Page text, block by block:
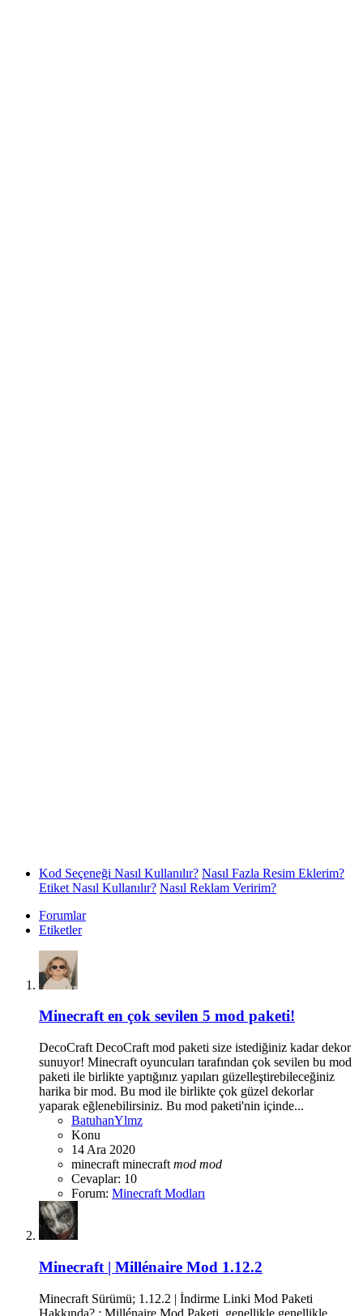
Kod Seçeneği Nasıl Kullanılır? Nasıl Fazla Resim Eklerim?
Etiket Nasıl Kullanılır? Nasıl Reklam Veririm?
Forumlar
Etiketler
Minecraft en çok sevilen 5 mod paketi!
DecoCraft DecoCraft mod paketi size istediğiniz kadar dekor
sunuyor! Minecraft oyuncuları tarafından çok sevilen bu mod
paketi ile birlikte yaptığınız yapıları güzelleştirebileceğiniz
harika bir mod. Bu mod ile birlikte çok güzel dekorlar
yaparak eğlenebilirsiniz. Bu mod paketi'nin içinde...
BatuhanYlmz
Konu
14 Ara 2020
minecraft minecraft mod mod
Cevaplar: 10
Forum: Minecraft Modları
Minecraft | Millénaire Mod 1.12.2
Minecraft Sürümü; 1.12.2 | İndirme Linki Mod Paketi
Hakkında? ; Millénaire Mod Paketi, genellikle genellikle